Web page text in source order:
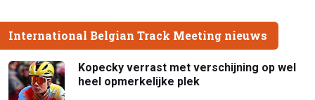
International Belgian Track Meeting nieuws
Kopecky verrast met verschijning op wel
heel opmerkelijke plek